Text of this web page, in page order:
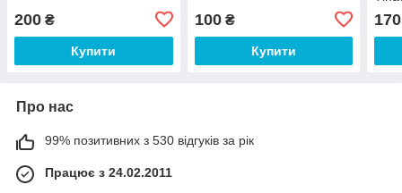
200 ₴
Купити
100₴
Купити
170
Про нас
99% позитивних з 530 відгуків за рік
Працює з 24.02.2011